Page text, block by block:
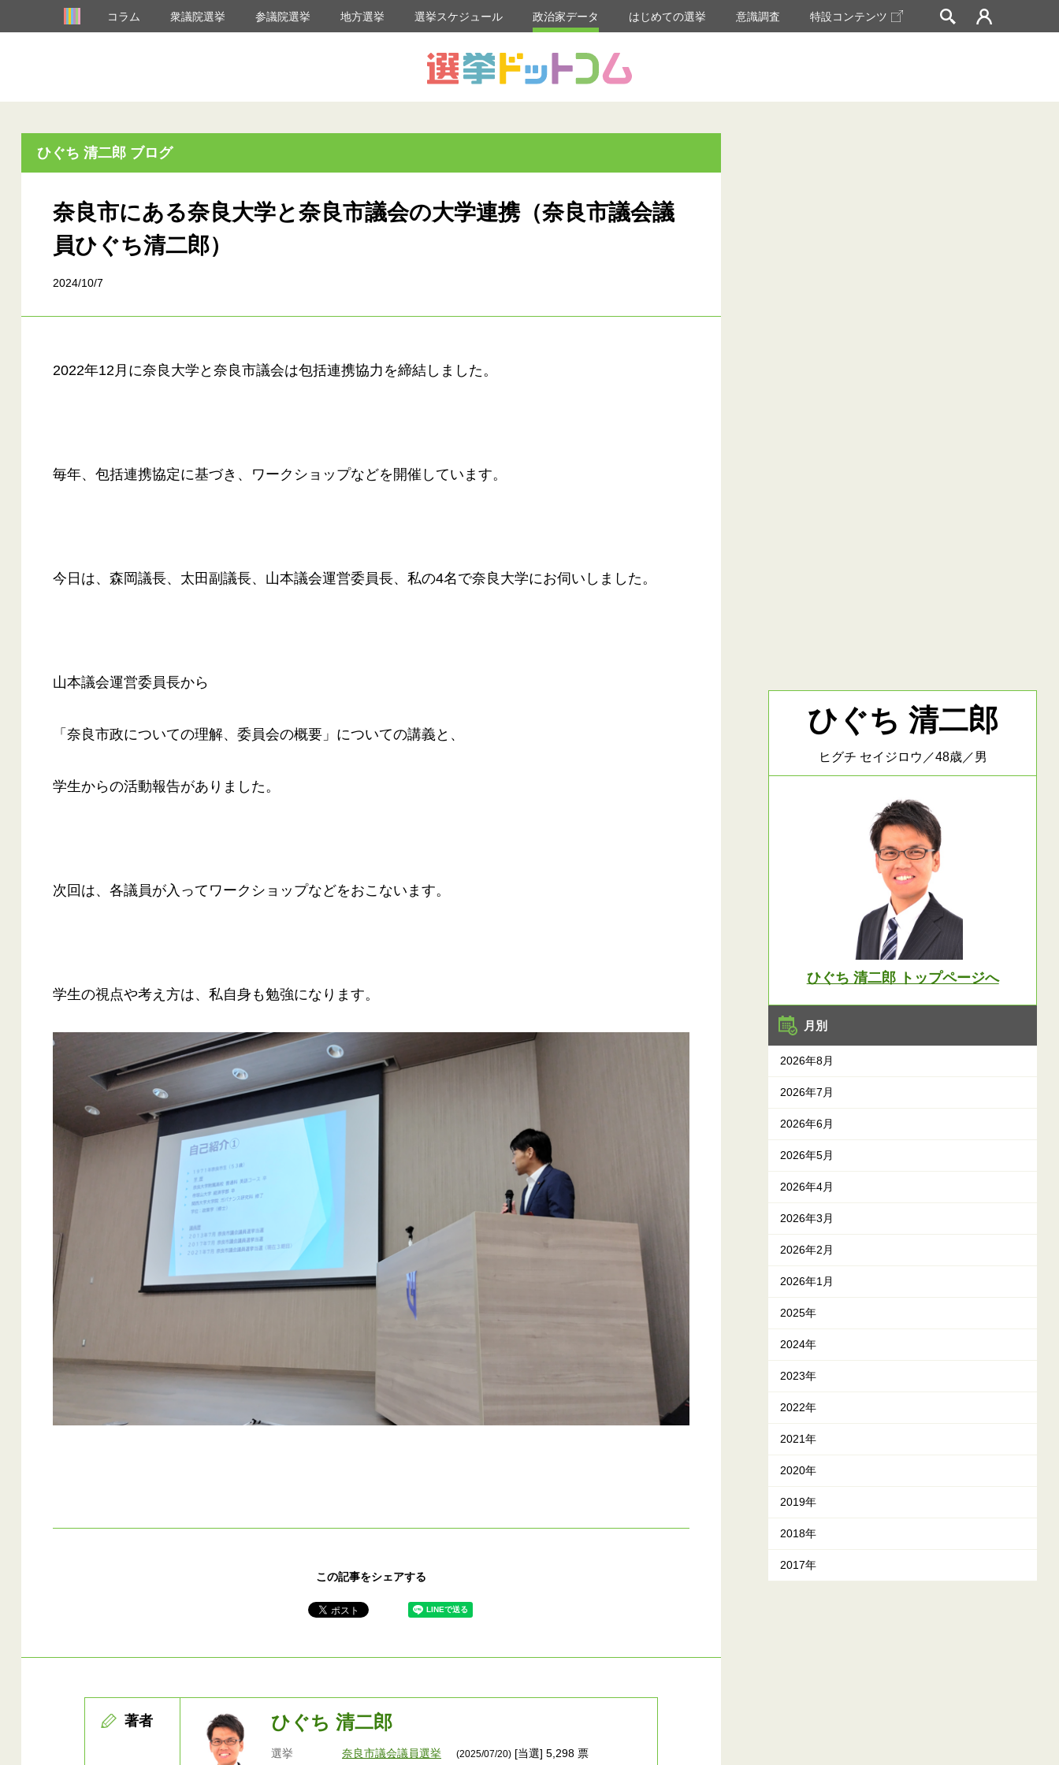
コラム 衆議院選挙 参議院選挙 地方選挙 選挙スケジュール 政治家データ はじめての選挙 意識調査 特設コンテンツ
ひぐち 清二郎 ブログ
奈良市にある奈良大学と奈良市議会の大学連携（奈良市議会議
員ひぐち清二郎）
2024/10/7
2022年12月に奈良大学と奈良市議会は包括連携協力を締結しました。
毎年、包括連携協定に基づき、ワークショップなどを開催しています。
今日は、森岡議長、太田副議長、山本議会運営委員長、私の4名で奈良大学にお伺いしました。
山本議会運営委員長から
「奈良市政についての理解、委員会の概要」についての講義と、
学生からの活動報告がありました。
次回は、各議員が入ってワークショップなどをおこないます。
学生の視点や考え方は、私自身も勉強になります。
この記事をシェアする
著者 ひぐち 清二郎
選挙 奈良市議会議員選挙 (2025/07/20) [当選] 5,298 票
ひぐち 清二郎
ヒグチ セイジロウ／48歳／男
ひぐち 清二郎 トップページへ
月別
2026年8月
2026年7月
2026年6月
2026年5月
2026年4月
2026年3月
2026年2月
2026年1月
2025年
2024年
2023年
2022年
2021年
2020年
2019年
2018年
2017年